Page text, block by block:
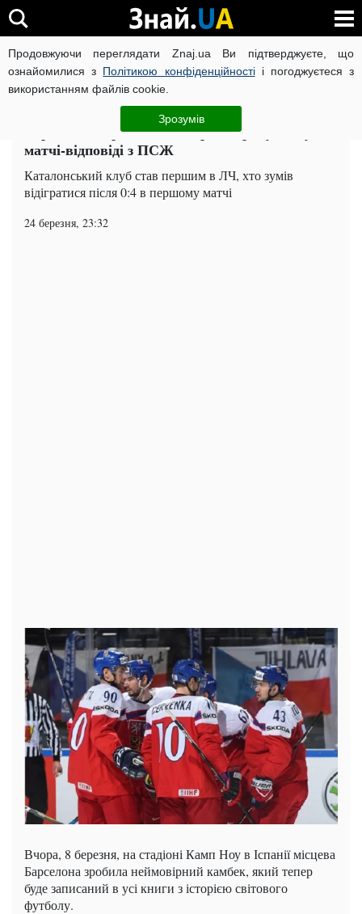
Продовжуючи переглядати Znaj.ua Ви підтверджуєте, що
ознайомилися з Політикою конфіденційностіі погоджуєтеся з
використанням файлів cookie.
Зрозумів
ВІЙНА РОСІЇ ПРОТИ УКРАЇНИ КОРОНАВІРУС В УКРАЇНІ
ЧИТАТЬ НА РУССКОМ
Барселона переписала історію єврокубків у
матчі-відповіді з ПСЖ
Каталонський клуб став першим в ЛЧ, хто зумів
відігратися після 0:4 в першому матчі
24 березня, 23:32
Вчора, 8 березня, на стадіоні Камп Ноу в Іспанії місцева
Барселона зробила неймовірний камбек, який тепер
буде записаний в усі книги з історією світового
футболу.